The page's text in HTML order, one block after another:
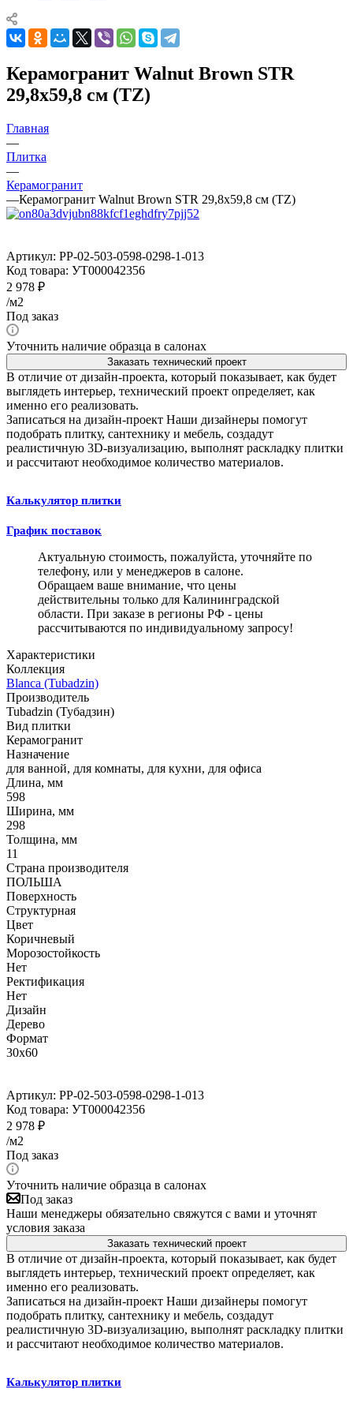
Керамогранит Walnut Brown STR
29,8x59,8 см (TZ)
Главная
—
Плитка
—
Керамогранит
—Керамогранит Walnut Brown STR 29,8x59,8 см (TZ)
Артикул: PP-02-503-0598-0298-1-013
Код товара: УТ000042356
2 978 ₽
/м2
Под заказ
Уточнить наличие образца в салонах
Заказать технический проект
В отличие от дизайн-проекта, который показывает, как будет
выглядеть интерьер, технический проект определяет, как
именно его реализовать.
Записаться на дизайн-проект Наши дизайнеры помогут
подобрать плитку, сантехнику и мебель, создадут
реалистичную 3D-визуализацию, выполнят раскладку плитки
и рассчитают необходимое количество материалов.
Калькулятор плитки
График поставок
Актуальную стоимость, пожалуйста, уточняйте по
телефону, или у менеджеров в салоне.
Обращаем ваше внимание, что цены
действительны только для Калининградской
области. При заказе в регионы РФ - цены
рассчитываются по индивидуальному запросу!
Характеристики
Коллекция
Blanca (Tubadzin)
Производитель
Tubadzin (Тубадзин)
Вид плитки
Керамогранит
Назначение
для ванной, для комнаты, для кухни, для офиса
Длина, мм
598
Ширина, мм
298
Толщина, мм
11
Страна производителя
ПОЛЬША
Поверхность
Структурная
Цвет
Коричневый
Морозостойкость
Нет
Ректификация
Нет
Дизайн
Дерево
Формат
30x60
Артикул: PP-02-503-0598-0298-1-013
Код товара: УТ000042356
2 978 ₽
/м2
Под заказ
Уточнить наличие образца в салонах
Под заказ
Наши менеджеры обязательно свяжутся с вами и уточнят
условия заказа
Заказать технический проект
В отличие от дизайн-проекта, который показывает, как будет
выглядеть интерьер, технический проект определяет, как
именно его реализовать.
Записаться на дизайн-проект Наши дизайнеры помогут
подобрать плитку, сантехнику и мебель, создадут
реалистичную 3D-визуализацию, выполнят раскладку плитки
и рассчитают необходимое количество материалов.
Калькулятор плитки